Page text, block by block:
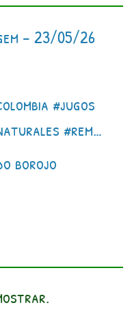
– 23/05/26
#jugos
#rem…
borojo